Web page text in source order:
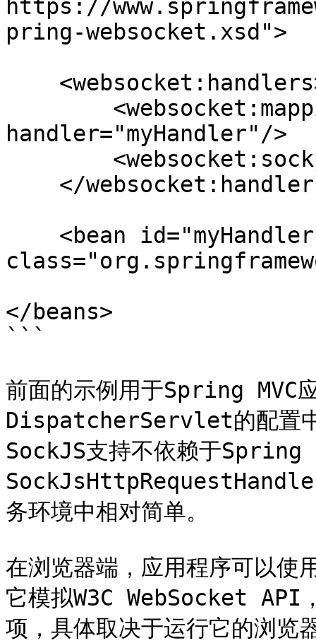
https://
pring-websocket.xsd">
handler="myHandler"/>
</beans>
```
前面的示例用于Spring MVC
DispatcherServlet的配置
SockJS支持不依赖于Spring
SockJsHttpRequestHandler
务环境中相对简单。
在浏览器端，应用程序可
它模拟W3C WebSocket API
项，具体取决于运行它的浏